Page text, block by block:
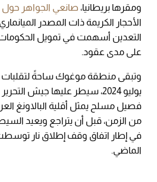
ومقرها بريطانيا، صانعي الجواهر حول
الأحجار الكريمة ذات المصدر
التعدين أسهمت في تمويل الحكومات
على مدى عقود.
وتبقى منطقة موغوك ساحةً لتقلبات
يوليو 2024، سيطر عليها جيش
فصيل مسلح يمثل أقلية البالاونغ
من الزمن، قبل أن يتراجع ويعيد
في إطار اتفاق وقف إطلاق نار توسطت
الماضي.